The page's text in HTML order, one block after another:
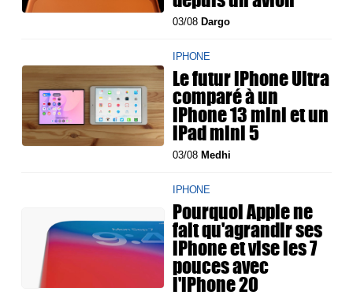
03/08 Dargo
IPHONE
Le futur iPhone Ultra
comparé à un
iPhone 13 mini et un
iPad mini 5
03/08 Medhi
IPHONE
Pourquoi Apple ne
fait qu'agrandir ses
iPhone et vise les 7
pouces avec
l'iPhone 20